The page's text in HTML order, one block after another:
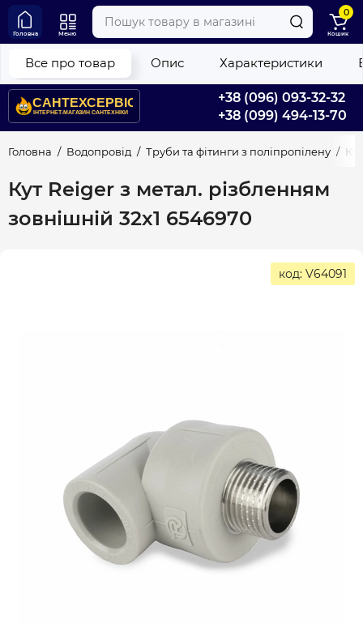
+38 (096) 093-32-32
+38 (099) 494-13-70
Головна Меню
0
Кошик
Головна Водопровід Труби та фітинги з поліпропілену
Кут Reiger з метал. різбленням
зовнішній 32х1 6546970
Все про товар Опис Характеристики
код: V64091